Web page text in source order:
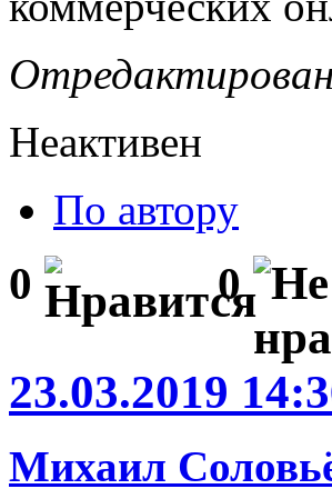
Неактивен
По автору
0 0
23.03.2019
Михаил